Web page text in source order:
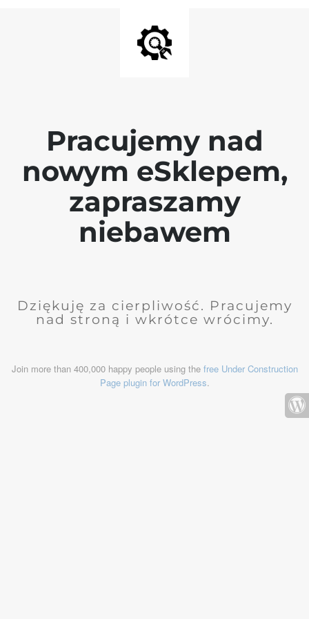
Pracujemy nad
nowym eSklepem,
zapraszamy
niebawem
Dziękuję za cierpliwość. Pracujemy
nad stroną i wkrótce wrócimy.
Join more than 400,000 happy people using the free Under Construction
Page plugin for WordPress.